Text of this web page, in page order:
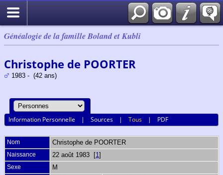
Généalogie de la famille Boland et Kubli
Christophe de POORTER
1983 - (42 ans)
Information Personnelle |Sources |Tous | PDF
Nom Christophe de POORTER
Naissance 22 août 1983 [1 ]
Sexe M